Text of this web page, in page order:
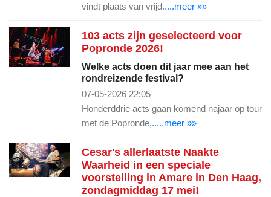
vindt plaats van vrijd.....meer »»
103 acts zijn geselecteerd voor
Popronde 2026!
Welke acts doen dit jaar mee aan het
rondreizende festival?
07-05-2026 22:05
Honderddrie acts gaan komend najaar op tour
met de Popronde,.....meer »»
Cesar's allerlaatste Naakte
Waarheid in een speciale
voorstelling in Amare in Den Haag,
zondagmiddag 17 mei!